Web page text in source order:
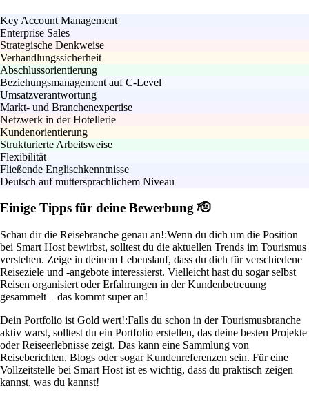
Key Account Management
Enterprise Sales
Strategische Denkweise
Verhandlungssicherheit
Abschlussorientierung
Beziehungsmanagement auf C-Level
Umsatzverantwortung
Markt- und Branchenexpertise
Netzwerk in der Hotellerie
Kundenorientierung
Strukturierte Arbeitsweise
Flexibilität
Fließende Englischkenntnisse
Deutsch auf muttersprachlichem Niveau
Einige Tipps für deine Bewerbung 🫡
Schau dir die Reisebranche genau an!:Wenn du dich um die Position
bei Smart Host bewirbst, solltest du die aktuellen Trends im Tourismus
verstehen. Zeige in deinem Lebenslauf, dass du dich für verschiedene
Reiseziele und -angebote interessierst. Vielleicht hast du sogar selbst
Reisen organisiert oder Erfahrungen in der Kundenbetreuung
gesammelt – das kommt super an!
Dein Portfolio ist Gold wert!:Falls du schon in der Tourismusbranche
aktiv warst, solltest du ein Portfolio erstellen, das deine besten Projekte
oder Reiseerlebnisse zeigt. Das kann eine Sammlung von
Reiseberichten, Blogs oder sogar Kundenreferenzen sein. Für eine
Vollzeitstelle bei Smart Host ist es wichtig, dass du praktisch zeigen
kannst, was du kannst!